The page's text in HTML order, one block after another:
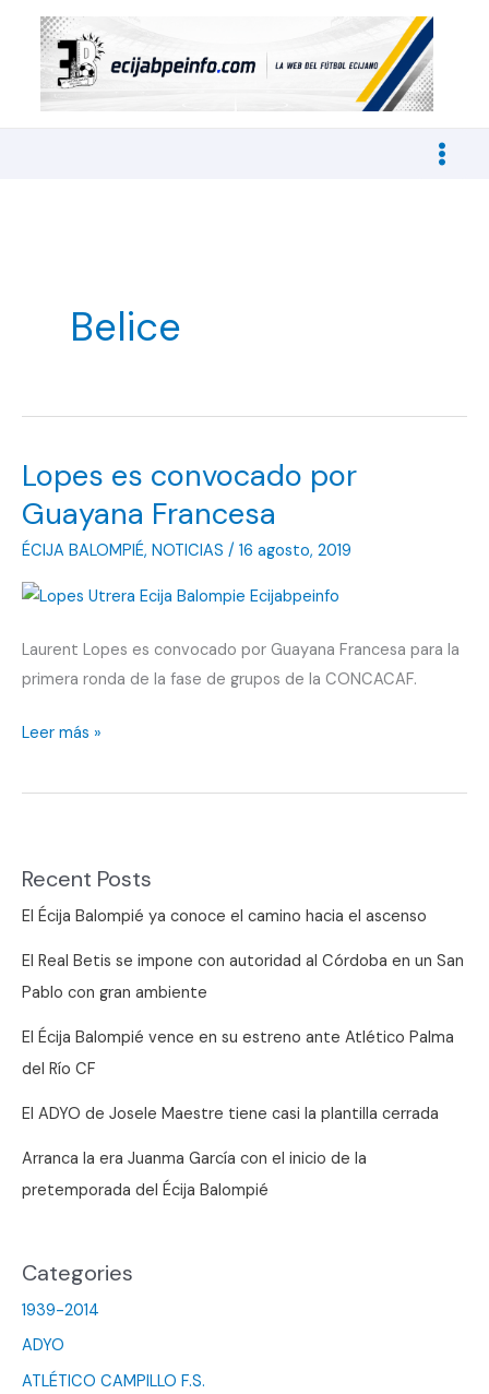
contenido
Belice
Lopes es convocado por
Guayana Francesa
ÉCIJA BALOMPIÉ, NOTICIAS / 16 agosto, 2019
Laurent Lopes es convocado por Guayana Francesa para la
primera ronda de la fase de grupos de la CONCACAF.
Lopes
convocado
Francesa
Leer más »
Recent Posts
El Écija Balompié ya conoce el camino hacia el ascenso
El Real Betis se impone con autoridad al Córdoba en un San
Pablo con gran ambiente
El Écija Balompié vence en su estreno ante Atlético Palma
del Río CF
El ADYO de Josele Maestre tiene casi la plantilla cerrada
Arranca la era Juanma García con el inicio de la
pretemporada del Écija Balompié
Categories
1939-2014
ADYO
ATLÉTICO CAMPILLO F.S.